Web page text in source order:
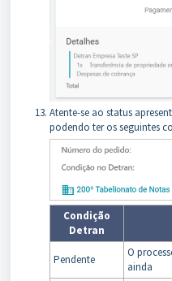
Atente-se ao status
podendo ter os seguintes
Condição
Detran
Pendente
O
ainda